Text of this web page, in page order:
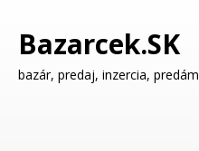
Bazarcek.SK
bazár, predaj, inzercia, predám